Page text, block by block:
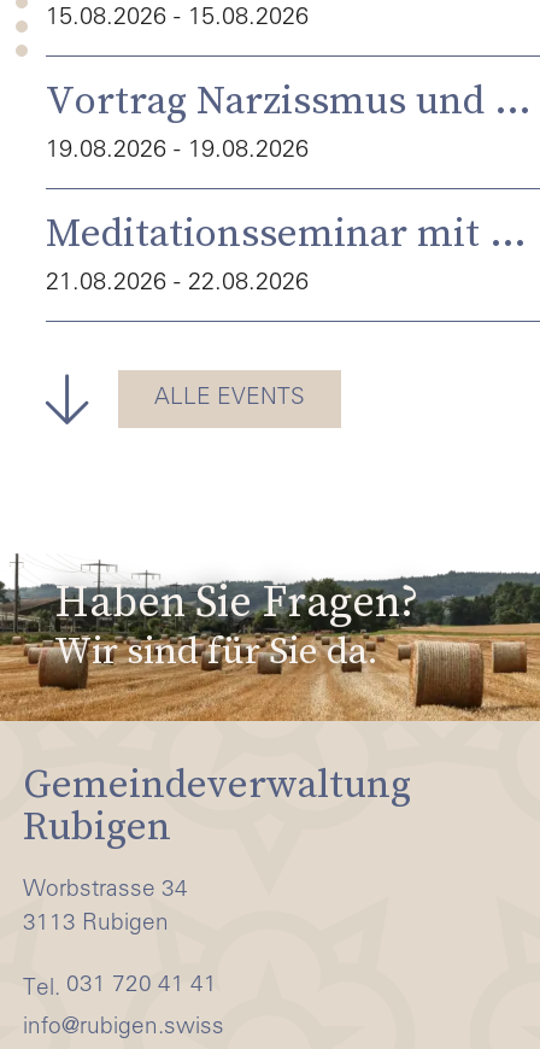
15.08.2026 - 15.08.2026
Vortrag Narzissmus und Autismus - Gemeinsamkeiten und Unterschiede - mit Dr. Hartwig Volbehr
19.08.2026 - 19.08.2026
Meditationsseminar mit Dr. Hartwig Volbehr
21.08.2026 - 22.08.2026
Hauptversammlung 2026
21.08.2026 - 21.08.2026
Sommerfest Schwand Münsingen
28.08.2026 - 28.08.2026
28.08.2026 - 28.08.2026
ALLE EVENTS
Haben Sie Fragen?
Wir sind für Sie da.
Gemeindeverwaltung
Rubigen
Worbstrasse 34
3113 Rubigen
Tel. 031 720 41 41
nf
r b g n sw ss